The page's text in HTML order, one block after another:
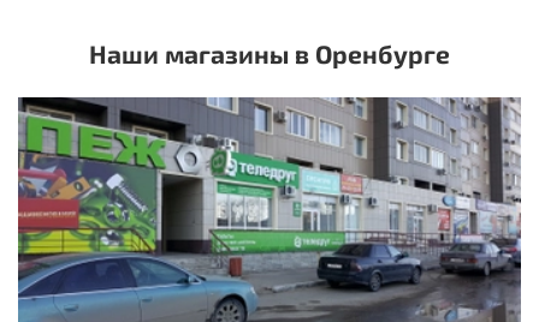
Наши магазины в Оренбурге